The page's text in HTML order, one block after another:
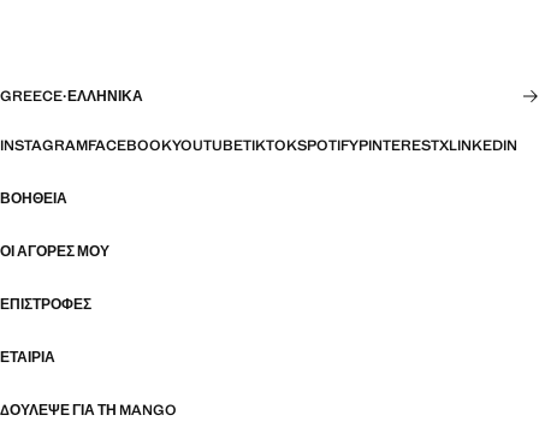
GREECE·ΕΛΛΗΝΙΚΆ
INSTAGRAMFACEBOOKYOUTUBETIKTOKSPOTIFYPINTERESTXLINKEDIN
ΒΟΉΘΕΙΑ
ΟΙ ΑΓΟΡΈΣ ΜΟΥ
ΕΠΙΣΤΡΟΦΈΣ
ΕΤΑΙΡΊΑ
ΔΟΎΛΕΨΕ ΓΙΑ ΤΗ MANGO